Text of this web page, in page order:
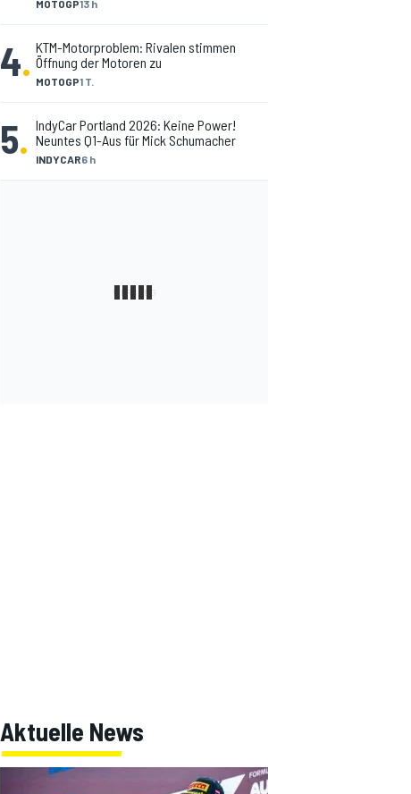
MOTOGP13 h
4. MOTOGP1 T.
KTM-Motorproblem: Rivalen stimmen
Öffnung der Motoren zu
5. INDYCAR6 h
IndyCar Portland 2026: Keine Power!
Neuntes Q1-Aus für Mick Schumacher
Aktuelle News